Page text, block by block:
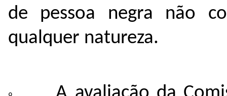
de pessoa negra não
qualquer natureza.